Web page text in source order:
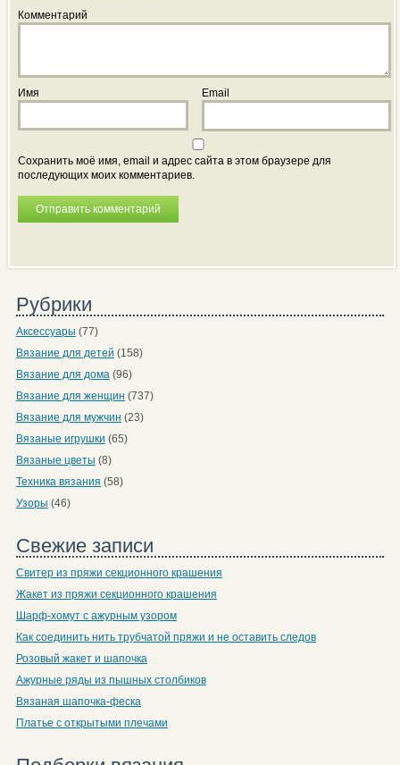
Комментарий
Имя Email
Сохранить моё имя, email и адрес сайта в этом браузере для
последующих моих комментариев.
Рубрики
Аксессуары (77)
Вязание для детей (158)
Вязание для дома (96)
Вязание для женщин (737)
Вязание для мужчин (23)
Вязаные игрушки (65)
Вязаные цветы (8)
Техника вязания (58)
Узоры (46)
Свежие записи
Свитер из пряжи секционного крашения
Жакет из пряжи секционного крашения
Шарф-хомут с ажурным узором
Как соединить нить трубчатой пряжи и не оставить следов
Розовый жакет и шапочка
Ажурные ряды из пышных столбиков
Вязаная шапочка-феска
Платье с открытыми плечами